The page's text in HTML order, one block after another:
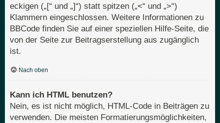
eckigen („[“ und „]“) statt spitzen („<“ und „>“)
Klammern eingeschlossen. Weitere Informationen zu
BBCode finden Sie auf einer speziellen Hilfe-Seite, die
von der Seite zur Beitragserstellung aus zugänglich
ist.
Nach oben
Kann ich HTML benutzen?
Nein, es ist nicht möglich, HTML-Code in Beiträgen zu
verwenden. Die meisten Formatierungsmöglichkeiten,